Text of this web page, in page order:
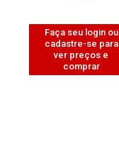
Faça seu login ou
cadastre-se para
ver preços e
comprar